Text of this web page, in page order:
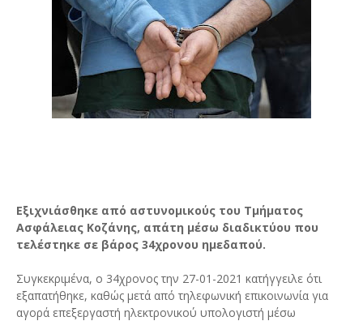
Εξιχνιάσθηκε από αστυνομικούς του Τμήματος
Ασφάλειας Κοζάνης, απάτη μέσω διαδικτύου που
τελέστηκε σε βάρος 34χρονου ημεδαπού.
Συγκεκριμένα, ο 34χρονος την 27-01-2021 κατήγγειλε ότι
εξαπατήθηκε, καθώς μετά από τηλεφωνική επικοινωνία για
αγορά επεξεργαστή ηλεκτρονικού υπολογιστή μέσω